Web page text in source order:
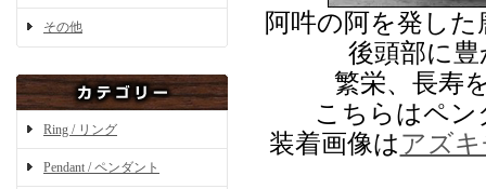
その他
Ring / リング
Pendant / ペンダント
阿吽の阿を発し
後頭部に
繁栄、長寿
こちらはペ
装着画像はアズ